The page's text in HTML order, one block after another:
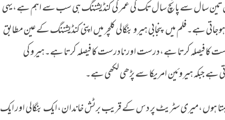
تین سال سے پانچ سال تک کی عمر کی کنڈیشننگ ہی سب سے اہم ہے،یہی
ہے۔فلم میں پنجابی ہیرو بنگالی کلچر میں اپنی کنڈیشننگ کے عین مطابق
فیصلہ کرتا ہے،درست اور نادرست کا فیصلہ کرتا ہے۔ہیرو کی
ہے جبکہ ہیروئین امریکا سے پڑھی لکھی ہے۔
ہوں،میری سٹریٹ پر دس کے قریب برٹش خاندان،ایک بنگالی اور ایک